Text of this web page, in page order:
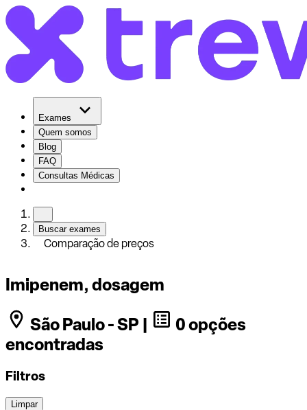
Exames
Quem somos
Blog
FAQ
Consultas Médicas
Buscar exames
Comparação de preços
Imipenem, dosagem
São Paulo - SP |
0 opções
encontradas
Filtros
Limpar